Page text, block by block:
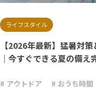
ライフスタイル
【2026年最新】猛暑対
｜今すぐできる夏の備え
# アウトドア
# おうち時間